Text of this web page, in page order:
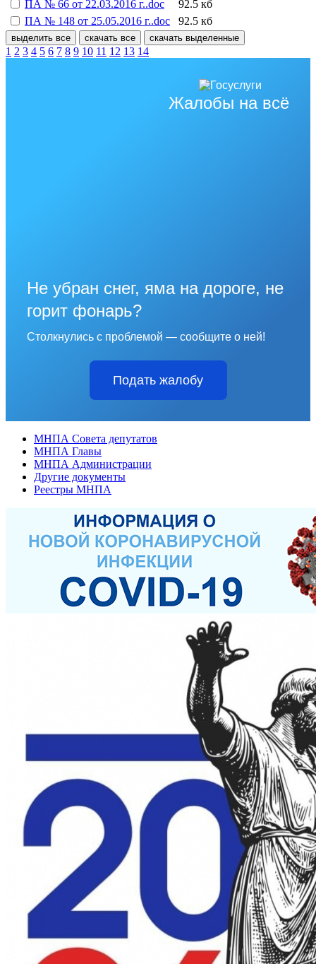
ПА № 66 от 22.03.2016 г..doc
92.5 кб
ПА № 148 от 25.05.2016 г..doc
92.5 кб
выделить все скачать все скачать выделенные
1 2 3 4 5 6 7 8 9 10 11 12 13 14
Жалобы на всё
Не убран снег, яма на дороге, не
горит фонарь?
Столкнулись с проблемой — сообщите о ней!
Подать жалобу
МНПА Совета депутатов
МНПА Главы
МНПА Администрации
Другие документы
Реестры МНПА